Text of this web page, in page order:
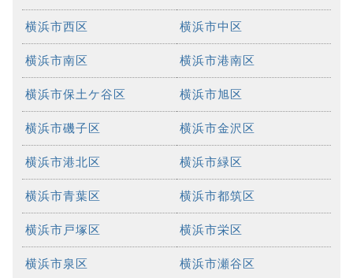
横浜市西区 横浜市中区
横浜市南区 横浜市港南区
横浜市保土ケ谷区 横浜市旭区
横浜市磯子区 横浜市金沢区
横浜市港北区 横浜市緑区
横浜市青葉区 横浜市都筑区
横浜市戸塚区 横浜市栄区
横浜市泉区 横浜市瀬谷区